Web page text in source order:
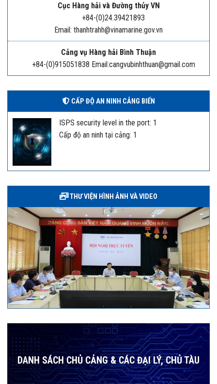
Cục Hàng hải và Đường thủy VN
+84-(0)24.39421893
Email: thanhtrahh@vinamarine.gov.vn
Cảng vụ Hàng hải Bình Thuận
+84-(0)915051838 Email:cangvubinhthuan@gmail.com
CẤP ĐỘ AN NINH CẢNG BIỂN
ISPS security level in the port: 1
Cấp độ an ninh tại cảng: 1
THƯ VIỆN HÌNH ẢNH VÀ VIDEO
DANH SÁCH CHỦ CẢNG & CÁC ĐẠI LÝ, CHỦ TÀU